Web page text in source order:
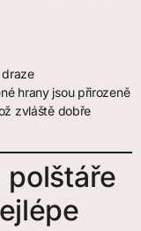
hrany jsou přirozeně
zvláště dobře
polštáře